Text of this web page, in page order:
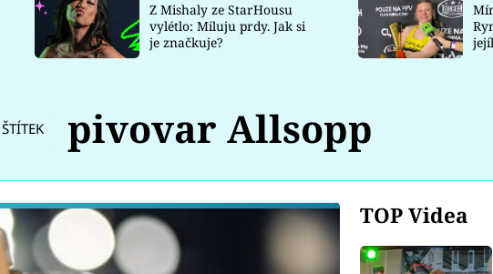
Z Mishaly ze StarHousu
vylétlo: Miluju prdy. Jak si
je značkuje?
ŠTÍTEK pivovar Allsopp
TOP Videa